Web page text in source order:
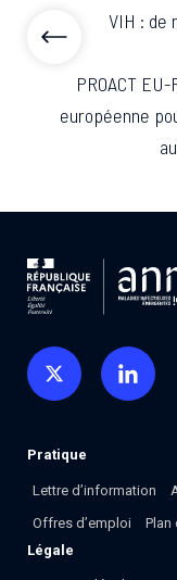
VIH : de
PROACT
européenne
Pratique
Lettre d’information
Offres d’emploi
Plan
Légale